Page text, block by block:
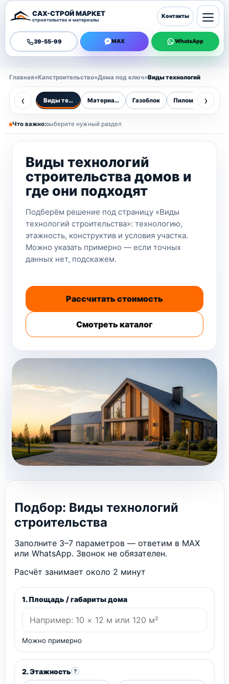
САХ-СТРОЙ МАРКЕТ
строительство и материалы
39-55-99 MAX WhatsApp
Контакты
Главная»Капстроительство»Дома под ключ»Виды технологий
‹ Виды технологий строительства
Материалы Газоблок Пиломатериалы
›
Что важно:выберите нужный раздел
Виды технологий
строительства домов и
где они подходят
Подберём решение под страницу «Виды
технологий строительства»: технологию,
этажность, конструктив и условия участка.
Можно указать примерно — если точных
данных нет, подскажем.
Рассчитать стоимость
Смотреть каталог
Подбор: Виды технологий
строительства
Заполните 3–7 параметров — ответим в MAX
или WhatsApp. Звонок не обязателен.
Расчёт занимает около 2 минут
1. Площадь / габариты дома
Можно примерно
2. Этажность ?